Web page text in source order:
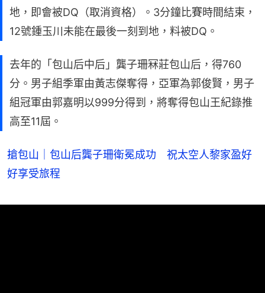
地，即會被DQ（取消資格）。3分鐘比賽時間結束，
12號鍾玉川未能在最後一刻到地，料被DQ。
去年的「包山后中后」龔子珊冧莊包山后，得760
分。男子組季軍由黃志傑奪得，亞軍為郭俊賢，男子
組冠軍由郭嘉明以999分得到，將奪得包山王紀錄推
高至11屆。
搶包山｜包山后龔子珊衛冕成功 祝太空人黎家盈好
好享受旅程